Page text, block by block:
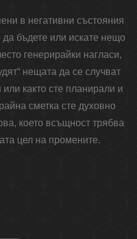
в негативни състояния
да бъдете или искате нещо
генерирайки нагласи,
нещата да се случват
както сте планирали и
сметка сте духовно
което всъщност трябва
цел на промените.